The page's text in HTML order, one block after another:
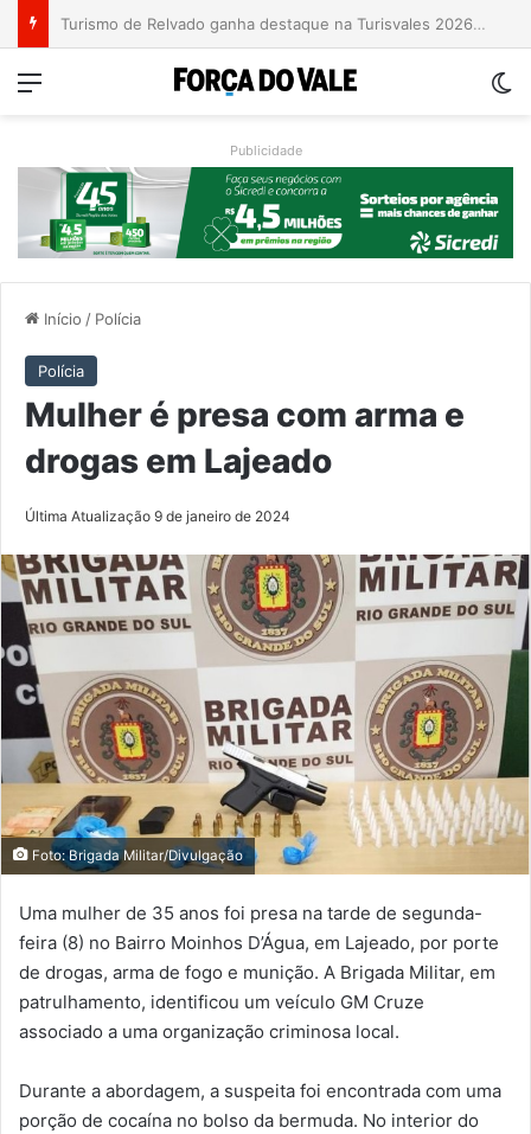
Grave acidente entre caminhões é registrado no Morro da Gabiroba
Menu
Publicidade
Início / Polícia
Polícia
Mulher é presa com arma e
drogas em Lajeado
Última Atualização 9 de janeiro de 2024
Foto: Brigada Militar/Divulgação
Uma mulher de 35 anos foi presa na tarde de segunda-
feira (8) no Bairro Moinhos D’Água, em Lajeado, por porte
de drogas, arma de fogo e munição. A Brigada Militar, em
patrulhamento, identificou um veículo GM Cruze
associado a uma organização criminosa local.
Durante a abordagem, a suspeita foi encontrada com uma
porção de cocaína no bolso da bermuda. No interior do